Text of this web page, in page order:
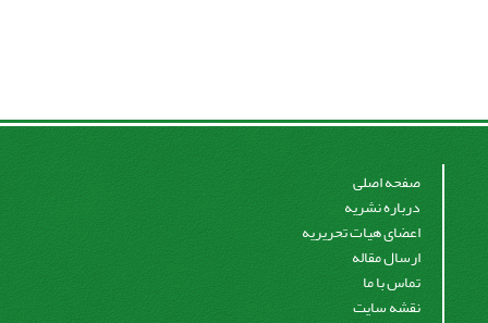
صفحه اصلی
درباره نشریه
اعضای هیات تحریریه
ارسال مقاله
تماس با ما
نقشه سایت